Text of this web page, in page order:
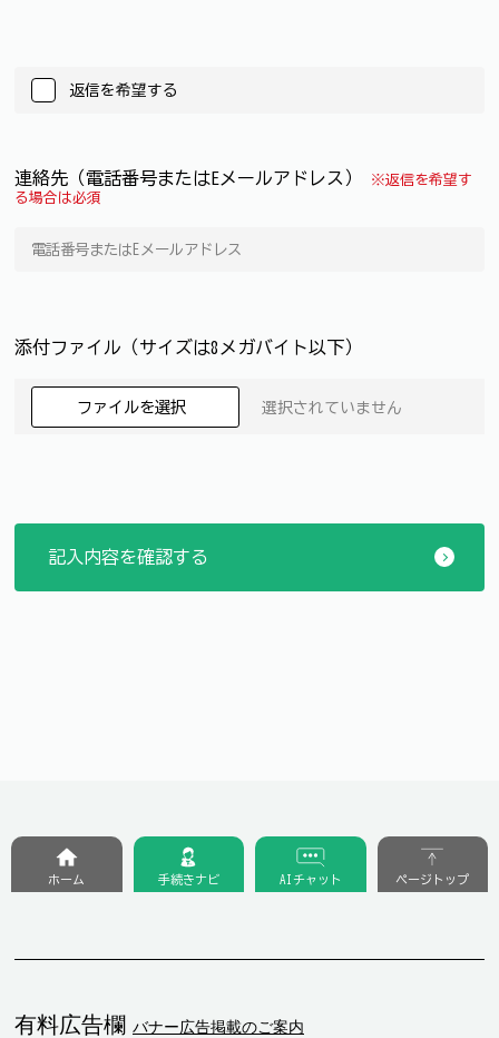
返信を希望する
連絡先（電話番号またはEメールアドレス）
※返信を希望す
る場合は必須
添付ファイル（サイズは8メガバイト以下）
ファイルを選択 選択されていません
有料広告欄 バナー広告掲載のご案内
ホーム 手続きナビ AIチャット ページトップ